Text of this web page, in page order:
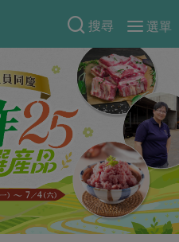
搜尋
選單
當令水果
蕈菇類